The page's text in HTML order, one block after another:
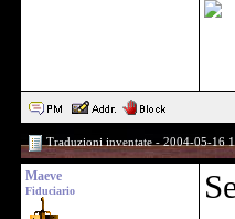
Traduzioni inventate - 2004-05-16
Maeve
Fiduciario